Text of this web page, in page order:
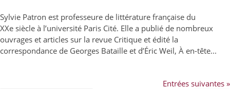
Sylvie Patron est professeure de littérature française du
XXe siècle à l’université Paris Cité. Elle a publié de nombreux
ouvrages et articles sur la revue Critique et édité la
correspondance de Georges Bataille et d’Éric Weil, À en-tête...
Entrées suivantes »